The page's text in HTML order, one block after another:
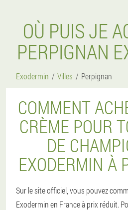
OÙ PUIS JE
PERPIGNAN
Exodermin Villes Perpignan
COMMENT
CRÈME POUR
DE
EXODERMIN À
Sur le site officiel, vous pouvez
Exodermin en France à prix réduit.